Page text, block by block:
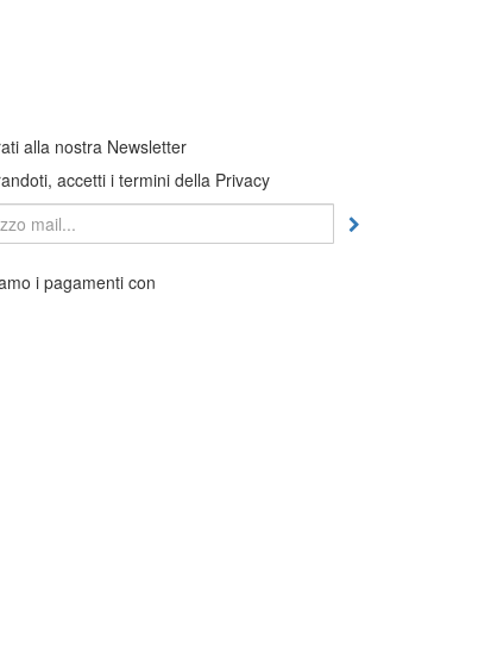
alla nostra Newsletter
accetti i termini della Privacy
i pagamenti con